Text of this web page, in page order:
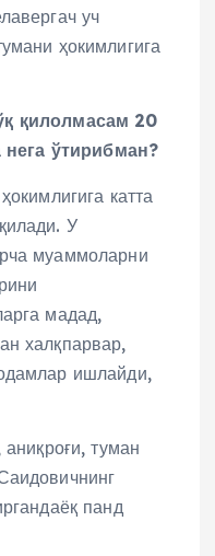
уч
ҳокимлигига
қилолмасам 20
ўтирибман?
катта
У
муаммоларни
мадад,
халқпарвар,
ишлайди,
туман
панд